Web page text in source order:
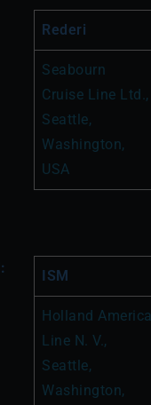
Rederi
Seabourn
Cruise Line Ltd.,
Seattle,
Washington,
USA
ISM
Holland America
Line N. V.,
Seattle,
Washington,